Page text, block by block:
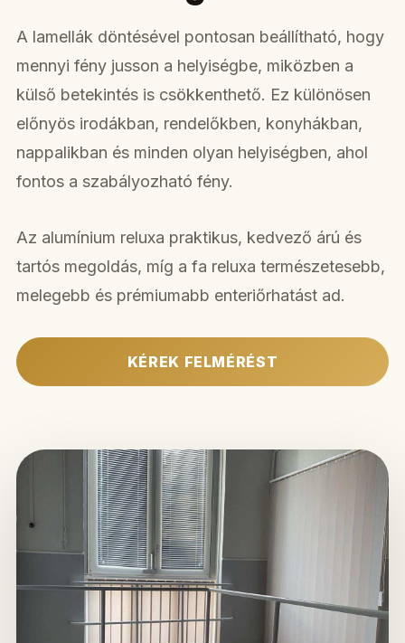
A lamellák döntésével pontosan beállítható, hogy
mennyi fény jusson a helyiségbe, miközben a
külső betekintés is csökkenthető. Ez különösen
előnyös irodákban, rendelőkben, konyhákban,
nappalikban és minden olyan helyiségben, ahol
fontos a szabályozható fény.
Az alumínium reluxa praktikus, kedvező árú és
tartós megoldás, míg a fa reluxa természetesebb,
melegebb és prémiumabb enteriőrhatást ad.
KÉREK FELMÉRÉST